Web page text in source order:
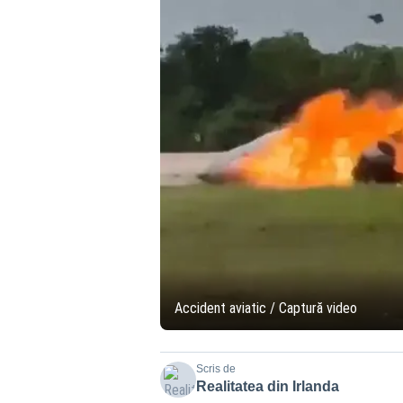
Accident aviatic / Captură video
Scris de
Realitatea din Irlanda